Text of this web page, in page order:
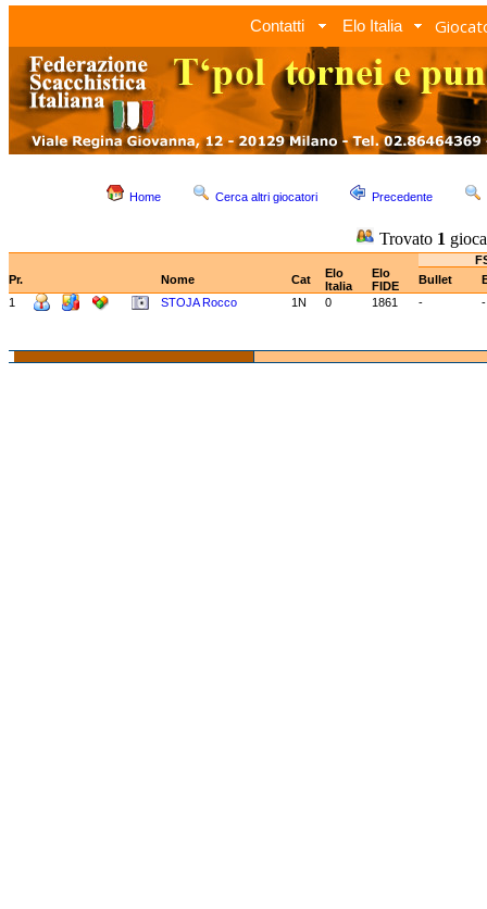
Contatti Elo Italia
Home Cerca altri giocatori Precedente
Trovato 1
Pr.
Nome Cat
Elo
Italia
Elo
FIDE
Bullet
1
STOJA Rocco 1N 0 1861 - -